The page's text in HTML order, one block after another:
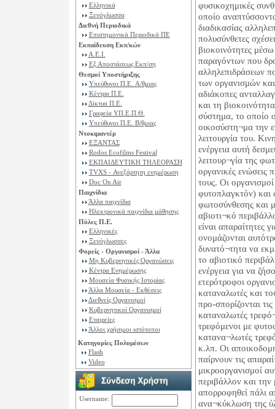
Ελληνικά
Ξενόγλωσσα
Διεθνή Περιοδικά
Επιστημονικά Περιοδικά ΠΕ
Εκπαίδευση Εκπ/κών
Α.Ε.Ι.
Εξ Αποστάσεως Εκπ/ση
Θεσμοί Υποστήριξης
Υπεύθυνοι Π.Ε. A/θμιας
Κέντρα Π.Ε.
Δίκτυα Π.Ε.
Γραφεία ΥΠ.Ε.Π.Θ.
Υπεύθυνοι Π.Ε. B/θμιας
Ντοκιμαντέρ
ΕΞΑΝΤΑΣ
Rodos Ecofilms Festival
ΕΚΠΑΙΔΕΥΤΙΚΗ ΤΗΛΕΟΡΑΣΗ
TVXS - Ανεξάρτητη ενημέρωση
Doc On Air
Παιχνίδια
Άλλα παιχνίδια
Ηλεκτρονικά παιχνίδια μάθησης
Πύλες Π.Ε.
Ελληνικές
Ξενόγλωσσες
Φορείς - Οργανισμοί - Άλλα
Μη Κυβερνητικές Οργανώσεις
Κέντρα Ενημέρωσης
Μουσεία Φυσικής Ιστορίας
Άλλα Μουσεία - Εκθέσεις
Διεθνείς Οργανισμοί
Κυβερνητικοί Οργανισμοί
Εταιρείες
Άλλοι χρήσιμοι ιστότοποι
Κατηγορίες Πολυμέσων
Flash
Video
Username:
φυσικοχημικές
οποίο
διαδικασίας
πολυσύνθετες
βιοκοινότητες
παραγόντων που
αλληλεπιδράσεων
των οργανισμών
αδιάκοπες
και τη
σύστημα, το οποίο
οικοσύστη¬μα την
λειτουργία του.
ενέργεια αυτή
λειτουρ¬γία της
οργανικές ενώσεις
τους. Οι
φυτοπλαγκτόν) και
φωτοσύνθεσης και
αβιοτι¬κό
είναι απαραίτητες
ονομάζονται
δυνατό¬τητα να
το αβιοτικό
ενέργεια για να
ετερότροφοι
καταναλωτές και
προ-σπορίζονται
καταναλωτές
τρεφόμενοι με
κατανα¬λωτές
κ.λπ. Οι
παίρνουν τις
μικροοργανισμοί
περιβάλλον και
απορροφηθεί πάλι
ανα¬κύκλωση της